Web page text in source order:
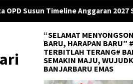
2027 Sejak Awal Tahun Tim
“SELAMAT
BARU, HARAPAN BARU”
TERBITLAH TERANG#
SEMAKIN MAJU,
BANJARBARU EMAS